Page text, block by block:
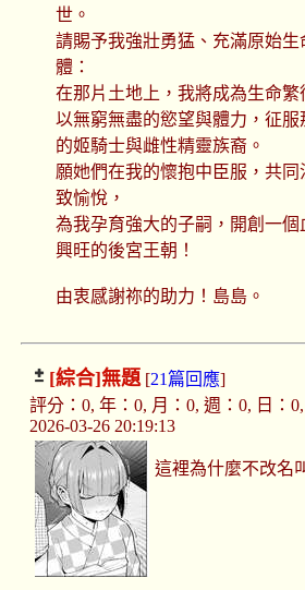
世。
請賜予我強壯勇猛、充滿原始生
體：
在那片土地上，我將成為生命繁
以無窮無盡的慾望與體力，征服
的姬騎士與雌性精靈族裔。
願她們在我的懷抱中臣服，共
致愉悅，
為我孕育強大的子嗣，開創一個
興旺的後宮王朝！
由衷感謝祢的助力！島島。
[綜合]無題[21篇回應]
評分：0, 年：0, 月：0, 週：0, 日：
2026-03-26 20:19:13
這裡為什麼不改名